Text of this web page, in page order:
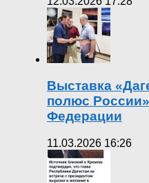
Выставка
полюс
Федерации
11.03.2026 16:26